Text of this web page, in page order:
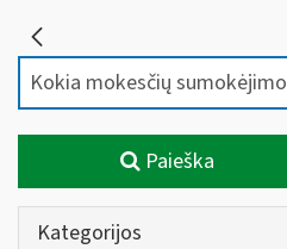
Paieška
Kategorijos